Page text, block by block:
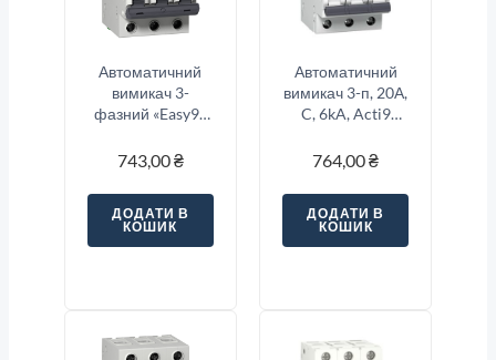
Автоматичний
вимикач 3-
фазний «Easy9»
«B»
743,00₴
ДОДАТИ В
КОШИК
Автоматичний
вимикач 3-п, 20А,
C, 6kA, Acti9
Electric
764,00₴
ДОДАТИ В
КОШИК